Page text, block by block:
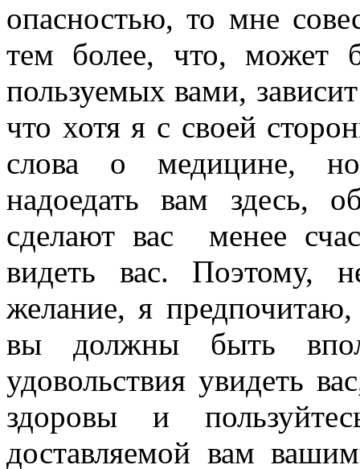
опасностью, то мне
тем более, что, может
пользуемых вами,
что хотя я с своей
слова о медицине,
надоедать вам здесь,
сделают вас
менее
видеть вас. Поэтому,
желание, я
вы должны быть
удовольствия увидеть
здоровы и
доставляемой вам